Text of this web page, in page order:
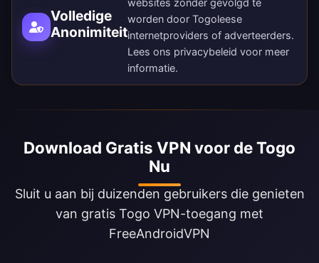
Volledige
Anonimiteit
websites zonder gevolgd te
worden door Togoleese
internetproviders of adverteerders.
Lees ons privacybeleid voor meer
informatie.
Download Gratis VPN voor de Togo
Nu
Sluit u aan bij duizenden gebruikers die genieten
van gratis Togo VPN-toegang met
FreeAndroidVPN